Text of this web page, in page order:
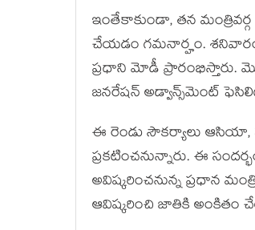
ఇంతేకాకుండా, త‌న
చేయ‌డం గ‌మ‌నార్హం. శ‌నివారం
ప్రధాని మోడీ
జనరేషన్ అడ్వాన్స్‌మెంట్
ఈ రెండు సౌకర్యాలు ఆసియా,
ప్రకటించనున్నారు. ఈ
అవిష్కరించనున్న ప్రధాన
ఆవిష్కరించి జాతికి అంకితం